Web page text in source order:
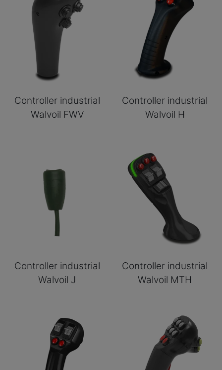
Controller industrial
Walvoil FWV
Controller industrial
Walvoil H
Controller industrial
Walvoil J
Controller industrial
Walvoil MTH